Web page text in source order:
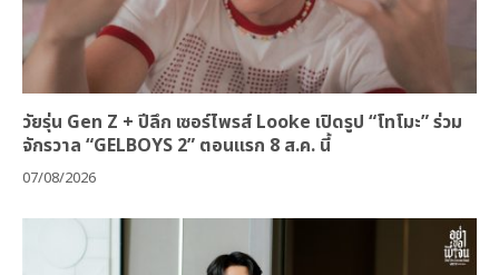
วัยรุ่น Gen Z + ปีลึก เซอร์ไพรส์ Looke เปิดรูป “โทโมะ” ร่วม
จักรวาล “GELBOYS 2” ตอนแรก 8 ส.ค. นี้
07/08/2026